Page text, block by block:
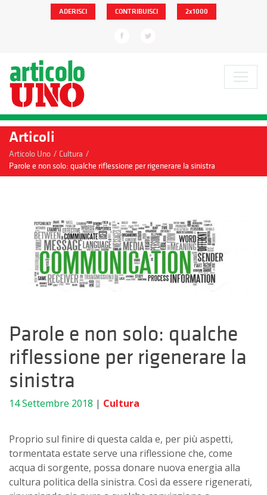
ADERISCI CONTRIBUISCI 2x1000
Articoli
Articolo Uno / Cultura /
Parole e non solo: qualche riflessione per rigenerare la sinistra
Parole e non solo: qualche
riflessione per rigenerare la
sinistra
14 Settembre 2018 | Cultura
Proprio sul finire di questa calda e, per più aspetti,
tormentata estate serve una riflessione che, come
acqua di sorgente, possa donare nuova energia alla
cultura politica della sinistra. Così da essere rigenerati,